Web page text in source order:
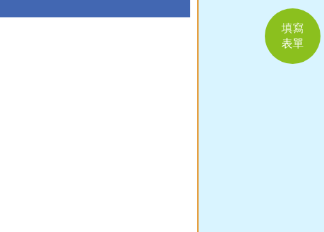
填寫
表單